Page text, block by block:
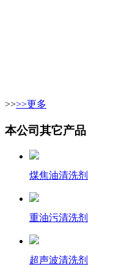
>>>>更多
本公司其它产品
煤焦油清洗剂
重油污清洗剂
超声波清洗剂